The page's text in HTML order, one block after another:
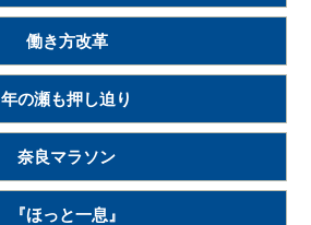
働き方改革
年の瀬も押し迫り
奈良マラソン
『ほっと一息』